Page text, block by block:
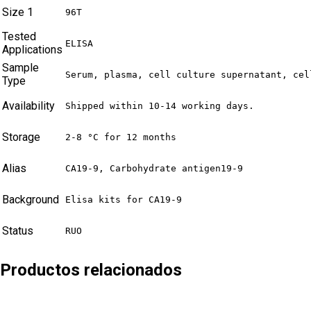
Size 1 96T
Tested
Applications ELISA
Sample
Type
Serum, plasma, cell culture supernatant,
Availability Shipped within 10-14 working days.
Storage 2-8 °C for 12 months
Alias CA19-9, Carbohydrate antigen19-9
Background Elisa kits for CA19-9
Status RUO
Productos relacionados